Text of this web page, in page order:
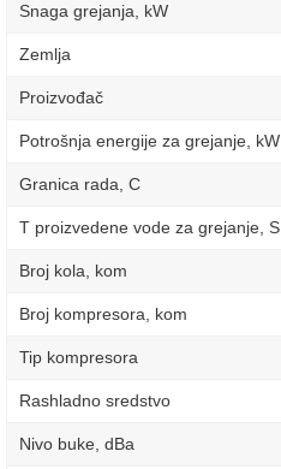
Snaga grejanja, kW
Zemlja
Proizvođač
Potrošnja energije za grejanje, kW
Granica rada, C
T proizvedene vode za grejanje, S
Broj kola, kom
Broj kompresora, kom
Tip kompresora
Rashladno sredstvo
Nivo buke, dBa